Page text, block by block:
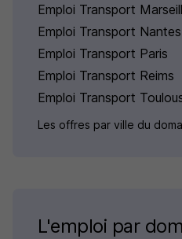
Emploi Transport
Emploi Transport Nantes
Emploi Transport Paris
Emploi Transport Reims
Emploi Transport
Les offres par ville du
L'emploi par